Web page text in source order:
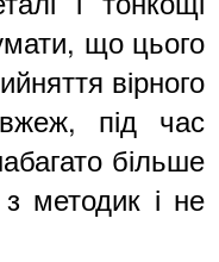
що цього
вірного
під час
більше
методик і не